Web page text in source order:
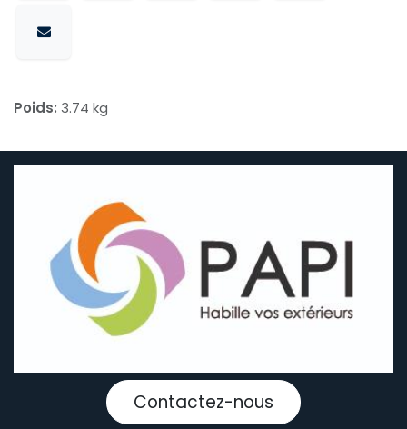
Poids: 3.74 kg
Contactez-nous